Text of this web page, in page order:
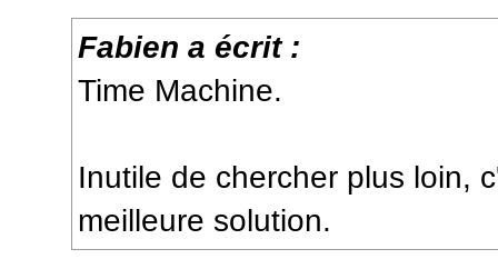
Fabien a écrit :
Time Machine.
Inutile de chercher plus loin,
meilleure solution.